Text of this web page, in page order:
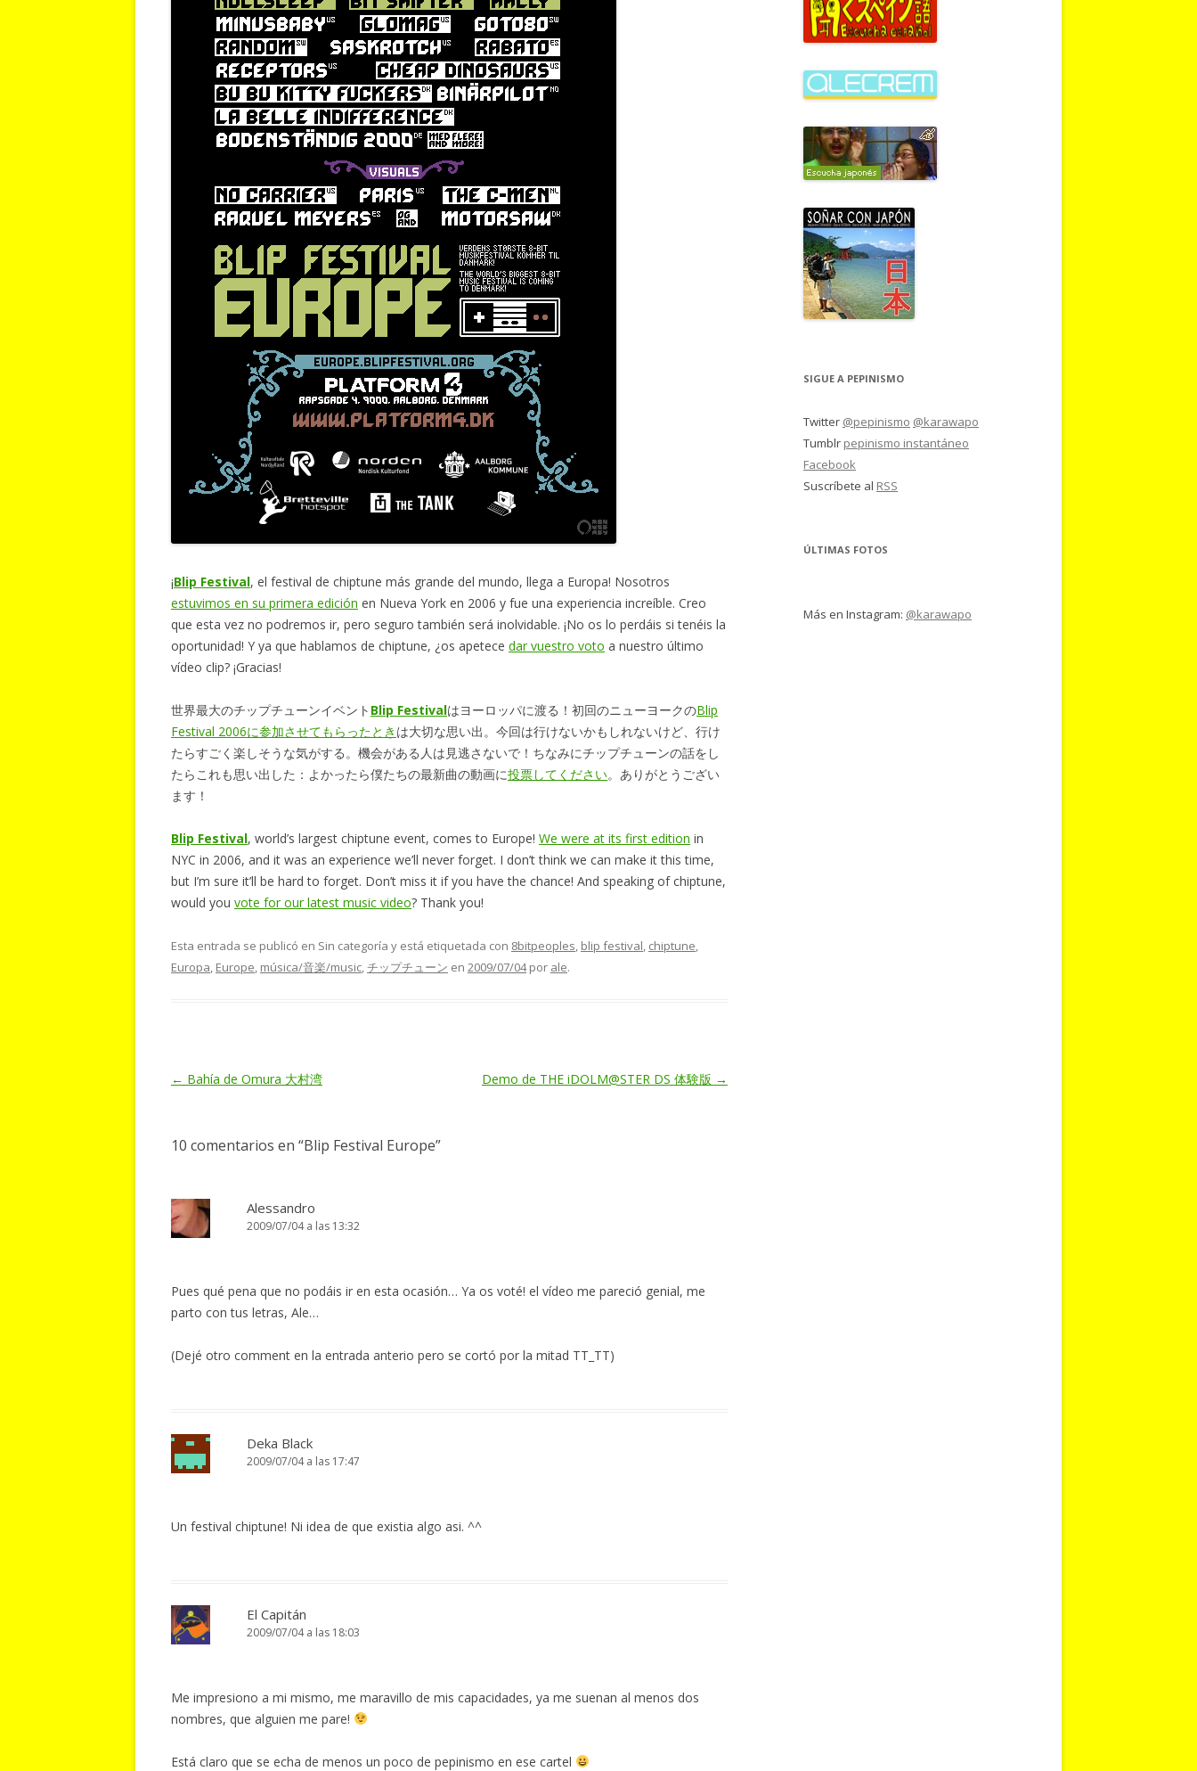
¡Blip Festival, el festival de chiptune más grande del mundo, llega a Europa! Nosotros
estuvimos en su primera edición en Nueva York en 2006 y fue una experiencia increíble. Creo
que esta vez no podremos ir, pero seguro también será inolvidable. ¡No os lo perdáis si tenéis la
oportunidad! Y ya que hablamos de chiptune, ¿os apetece dar vuestro voto a nuestro último
vídeo clip? ¡Gracias!
世界最大のチップチューンイベント Blip Festivalはヨーロッパに渡る！初回のニューヨークのBlip
Festival 2006に参加させてもらったとき は大切な思い出。今回は行けないかもしれないけど、行け
たらすごく楽しそうな気がする。機会がある人は見逃さないで！ちなみにチップチューンの話をし
たらこれも思い出した：よかったら僕たちの最新曲の動画に投票してください。ありがとうござい
ます！
Blip Festival, world’s largest chiptune event, comes to Europe! We were at its first edition in
NYC in 2006, and it was an experience we’ll never forget. I don’t think we can make it this time,
but I’m sure it’ll be hard to forget. Don’t miss it if you have the chance! And speaking of chiptune,
would you vote for our latest music video? Thank you!
Esta entrada se publicó en Sin categoría y está etiquetada con 8bitpeoples, blip festival, chiptune,
Europa, Europe, música/音楽/music,チップチューン en 2009/07/04por ale.
Navegación
← Bahía de Omura 大村湾 Demo de THE iDOLM@STER DS 体験版 →
10 comentarios en “Blip Festival Europe”
Alessandro
2009/07/04 a las 13:32
Pues qué pena que no podáis ir en esta ocasión… Ya os voté! el vídeo me pareció genial, me
parto con tus letras, Ale…
(Dejé otro comment en la entrada anterio pero se cortó por la mitad TT_TT)
Deka Black
2009/07/04 a las 17:47
Un festival chiptune! Ni idea de que existia algo asi. ^^
El Capitán
2009/07/04 a las 18:03
Me impresiono a mi mismo, me maravillo de mis capacidades, ya me suenan al menos dos
nombres, que alguien me pare!
Está claro que se echa de menos un poco de pepinismo en ese cartel
SIGUE A PEPINISMO
Twitter @pepinismo @karawapo
Tumblr pepinismo instantáneo
Facebook
Suscríbete al RSS
ÚLTIMAS FOTOS
Más en Instagram: @karawapo